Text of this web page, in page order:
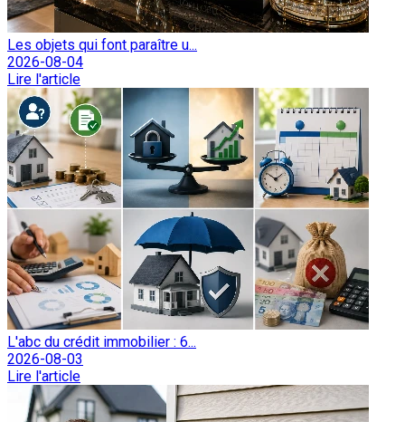
Les objets qui font paraître u...
2026-08-04
Lire l'article
L'abc du crédit immobilier : 6...
2026-08-03
Lire l'article